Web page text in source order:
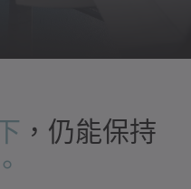
，仍能保持
。